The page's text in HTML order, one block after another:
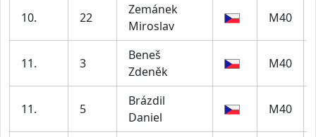
10. 22
Zemánek
Miroslav
M40
11. 3
Beneš
Zdeněk
M40
11. 5
Brázdil
Daniel
M40